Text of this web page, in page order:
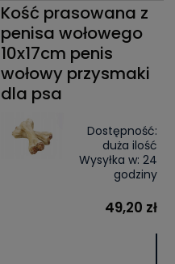
Kość prasowana z
penisa wołowego
10x17cm penis
wołowy przysmaki
dla psa
Dostępność:
duża ilość
Wysyłka w: 24
godziny
49,20 zł